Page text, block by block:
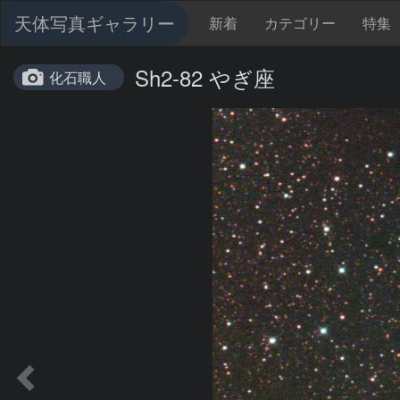
天体写真ギャラリー 新着 カテゴリー 特集
化石職人 Sh2-82 やぎ座